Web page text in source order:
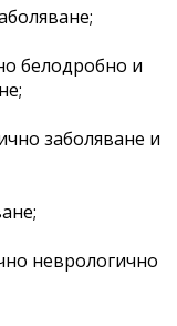
белодробно и
заболяване и
неврологично